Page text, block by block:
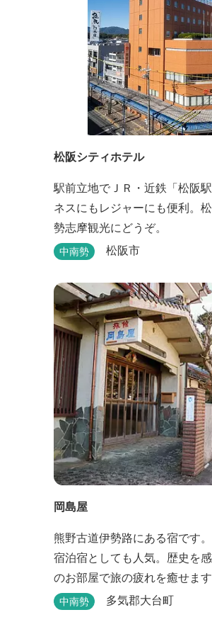
松阪シティホテル
駅前立地でＪＲ・近鉄「松阪
ネスにもレジャーにも便利。
勢志摩観光にどうぞ。
中南勢 松阪市
岡島屋
熊野古道伊勢路にある宿です
宿泊宿としても人気。歴史を
のお部屋で旅の疲れを癒せます
中南勢 多気郡大台町